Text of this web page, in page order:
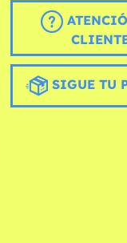
SIGUE TU